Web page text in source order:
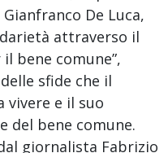
De Luca,
attraverso il
bene comune”,
sfide che il
e il suo
del bene comune.
giornalista Fabrizio